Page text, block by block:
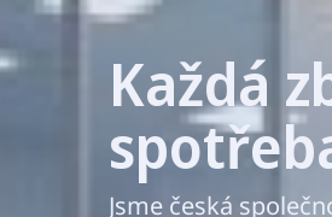
Každá
Jsme česká